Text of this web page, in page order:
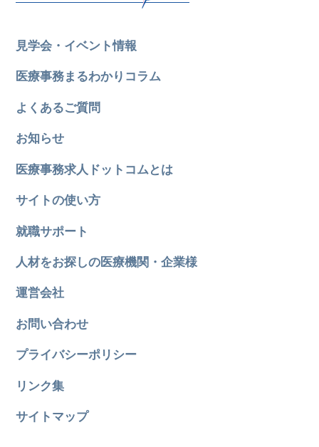
見学会・イベント情報
医療事務まるわかりコラム
よくあるご質問
お知らせ
医療事務求人ドットコムとは
サイトの使い方
就職サポート
人材をお探しの医療機関・企業様
運営会社
お問い合わせ
プライバシーポリシー
リンク集
サイトマップ